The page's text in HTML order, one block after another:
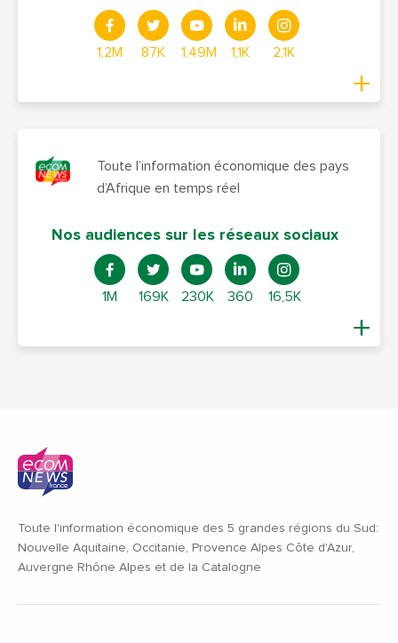
1,2M 87K 1,49M 1,1K 2,1K
Toute l’information économique des pays
d’Afrique en temps réel
Nos audiences sur les réseaux sociaux
1M 169K 230K 360 16,5K
Toute l'information économique des 5 grandes régions du Sud:
Nouvelle Aquitaine, Occitanie, Provence Alpes Côte d'Azur,
Auvergne Rhône Alpes et de la Catalogne